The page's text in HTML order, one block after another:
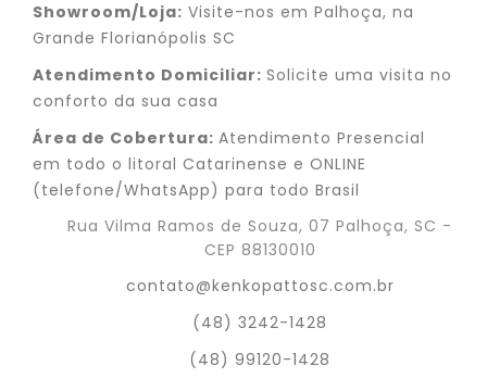
Showroom/Loja: Visite-nos em Palhoça, na
Grande Florianópolis SC
Atendimento Domiciliar: Solicite uma visita no
conforto da sua casa
Área de Cobertura: Atendimento Presencial
em todo o litoral Catarinense e ONLINE
(telefone/WhatsApp) para todo Brasil
Rua Vilma Ramos de Souza, 07 Palhoça, SC -
CEP 88130010
contato@kenkopattosc.com.br
(48) 3242-1428
(48) 99120-1428